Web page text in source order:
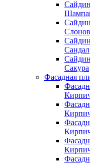
Сандал
Сакура
Фасадная